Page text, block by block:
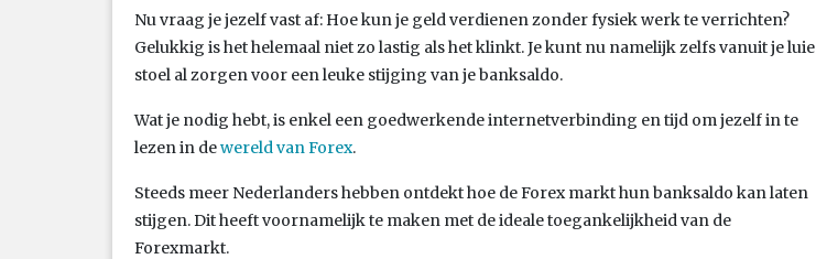
Nu vraag je jezelf vast af: Hoe kun je geld verdienen zonder fysiek werk te verrichten?
Gelukkig is het helemaal niet zo lastig als het klinkt. Je kunt nu namelijk zelfs vanuit je luie
stoel al zorgen voor een leuke stijging van je banksaldo.
Wat je nodig hebt, is enkel een goedwerkende internetverbinding en tijd om jezelf in te
lezen in dewereld van Forex.
Steeds meer Nederlanders hebben ontdekt hoe de Forex markt hun banksaldo kan laten
stijgen. Dit heeft voornamelijk te maken met de ideale toegankelijkheid van de
Forexmarkt.